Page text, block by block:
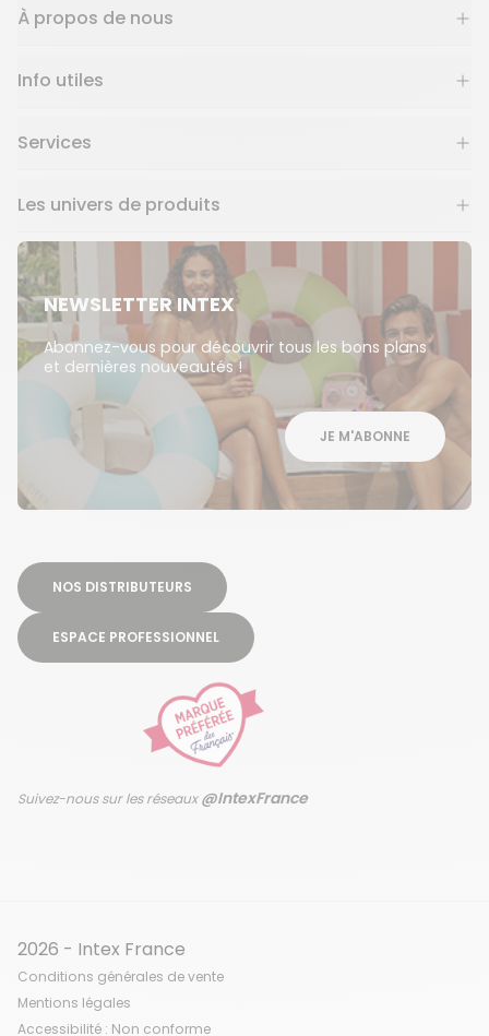
À propos de nous
Info utiles
Services
Les univers de produits
NEWSLETTER INTEX
Abonnez-vous pour découvrir tous les bons plans
et dernières nouveautés !
JE M'ABONNE
NOS DISTRIBUTEURS
ESPACE PROFESSIONNEL
Suivez-nous sur les réseaux@IntexFrance
2026 - Intex France
Conditions générales de vente
Mentions légales
Accessibilité : Non conforme